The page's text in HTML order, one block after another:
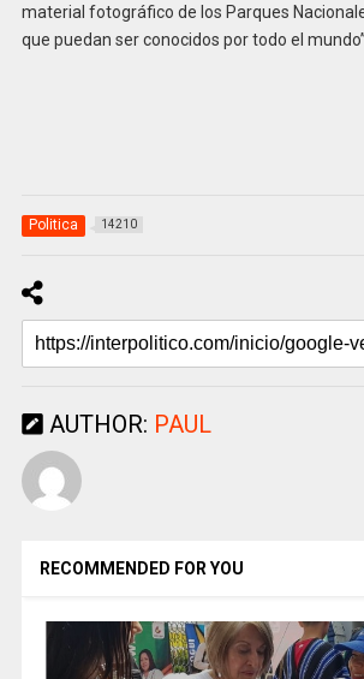
material fotográfico de los Parques
que puedan ser conocidos por todo el mundo”.
Politica 14210
AUTHOR: PAUL
RECOMMENDED FOR YOU